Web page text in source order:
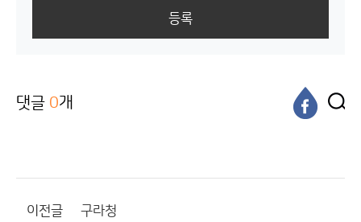
등록
댓글 0개
이전글 구라청